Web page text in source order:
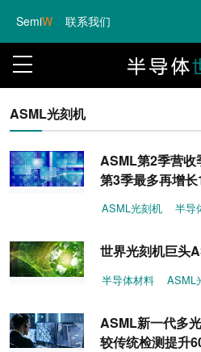
SemiW 联系我们
ASML光刻机
ASML第2季营收
第3季最多再增
ASML光刻机 半导
世界光刻机巨头
半导体材料 ASML
ASML新一代多
较传统检测提升